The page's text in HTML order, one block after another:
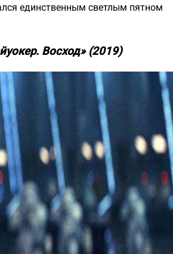
единственным светлым пятном
Восход» (2019)